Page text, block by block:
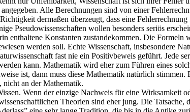
Alle Berechnungen sind von einer
dermaßen überzeugt, dass eine Fehlerrechnung
Pseudowissenschaften wollen besonders seriös
enthaltene Konstanten zustandekommen. Die Formeln
werden soll. Echte Wissenschaft, insbesondere
fast nie ein Positivbeweis geführt. Jede
kann. Mathematik wird eher zum Führen eines
ist, dann muss diese Mathematik natürlich
nicht an der Mathematik.
Wenn der einzige Nachweis für eine Wirksamkeit
Theorien sind eher jung. Die